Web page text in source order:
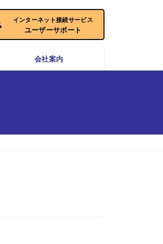
インターネット接続サービス
ユーザーサポート
会社案内